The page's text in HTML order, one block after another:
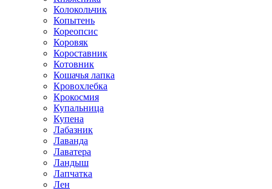
Колокольчик
Копытень
Кореопсис
Коровяк
Короставник
Котовник
Кошачья лапка
Кровохлебка
Крокосмия
Купальница
Купена
Лабазник
Лаванда
Лаватера
Ландыш
Лапчатка
Лен